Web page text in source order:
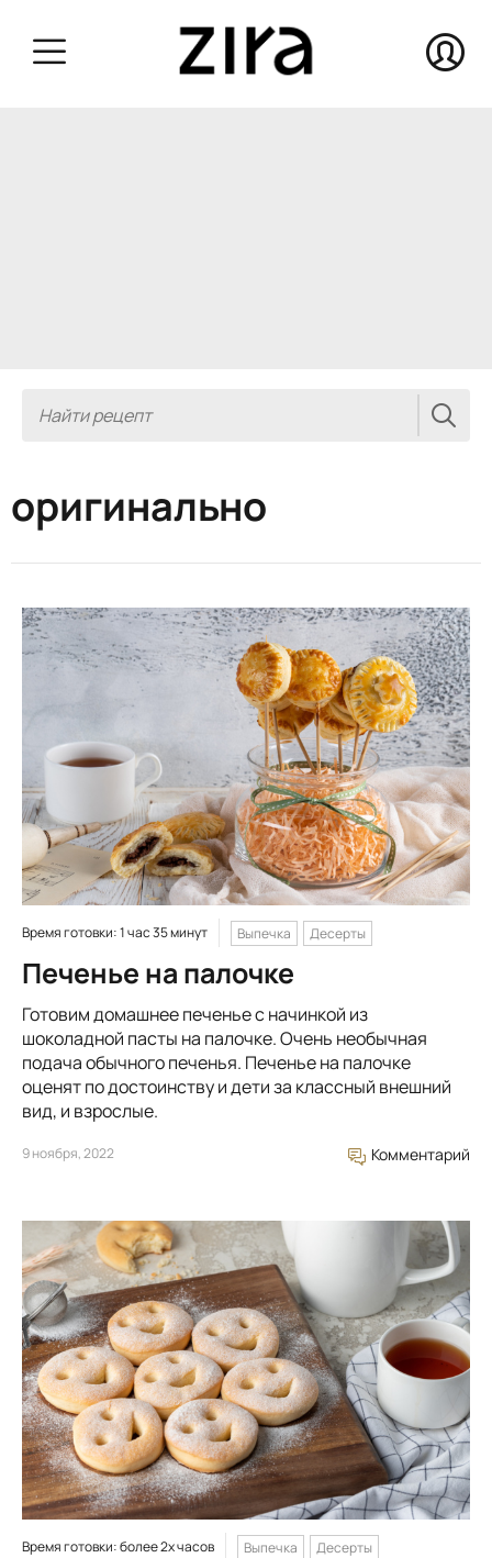
оригинально
Время готовки: 1 час 35 минут Выпечка Десерты
Печенье на палочке
Готовим домашнее печенье с начинкой из
шоколадной пасты на палочке. Очень необычная
подача обычного печенья. Печенье на палочке
оценят по достоинству и дети за классный внешний
вид, и взрослые.
9 ноября, 2022 Комментарий
Время готовки: более 2х часов Выпечка Десерты